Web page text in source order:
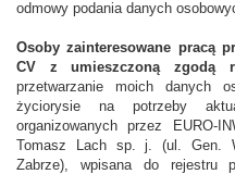
odmowy podania danych
Osoby zainteresowane pracą
CV z umieszczoną zgodą
przetwarzanie moich danych
życiorysie na potrzeby
organizowanych przez EURO-
Tomasz Lach sp. j. (ul. Gen.
Zabrze), wpisana do rejestru